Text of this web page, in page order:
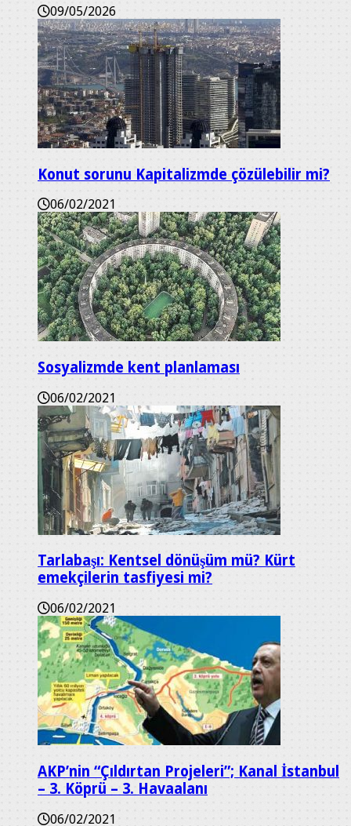
09/05/2026
Konut sorunu Kapitalizmde çözülebilir mi?
06/02/2021
Sosyalizmde kent planlaması
06/02/2021
Tarlabaşı: Kentsel dönüşüm mü? Kürt
emekçilerin tasfiyesi mi?
06/02/2021
AKP’nin “Çıldırtan Projeleri”; Kanal İstanbul
– 3. Köprü – 3. Havaalanı
06/02/2021